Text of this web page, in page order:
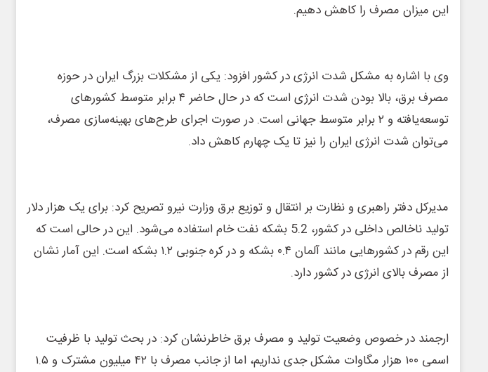
این میزان مصرف را کاهش دهیم.
وی با اشاره به مشکل شدت انرژی در کشور افزود: یکی از مشکلات بزرگ ایران در حوزه
مصرف برق، بالا بودن شدت انرژی است که در حال حاضر ۴ برابر متوسط کشورهای
توسعه‌یافته و ۲ برابر متوسط جهانی است. در صورت اجرای طرح‌های بهینه‌سازی مصرف،
می‌توان شدت انرژی ایران را نیز تا یک چهارم کاهش داد.
مدیرکل دفتر راهبری و نظارت بر انتقال و توزیع برق وزارت نیرو تصریح کرد: برای یک هزار دلار
تولید ناخالص داخلی در کشور، 5.2 بشکه نفت خام استفاده می‌شود. این در حالی است که
این رقم در کشورهایی مانند آلمان ۰.۴ بشکه و در کره جنوبی ۱.۲ بشکه است. این آمار نشان
از مصرف بالای انرژی در کشور دارد.
ارجمند در خصوص وضعیت تولید و مصرف برق خاطرنشان کرد: در بحث تولید با ظرفیت
اسمی ۱۰۰ هزار مگاوات مشکل جدی نداریم، اما از جانب مصرف با ۴۲ میلیون مشترک و ۱.۵